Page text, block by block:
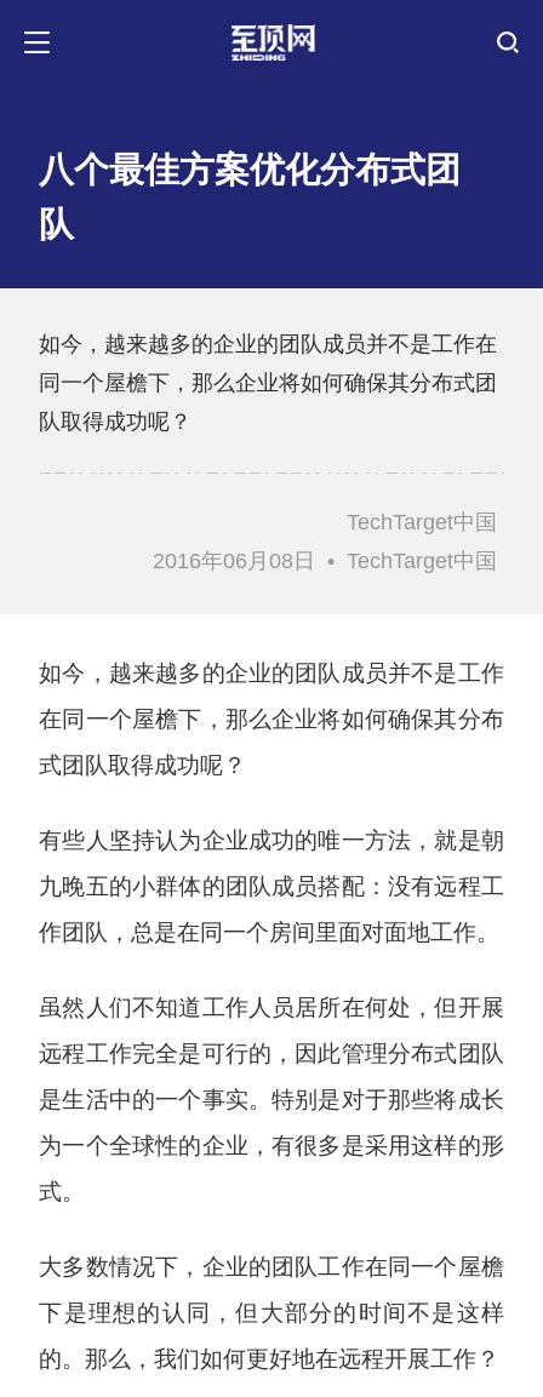
八个最佳方案优化分布式团
队
如今，越来越多的企业的团队成员并不是工作在
同一个屋檐下，那么企业将如何确保其分布式团
队取得成功呢？
TechTarget中国
2016年06月08日
• TechTarget中国
如今，越来越多的企业的团队成员并不是工作
在同一个屋檐下，那么企业将如何确保其分布
式团队取得成功呢？
有些人坚持认为企业成功的唯一方法，就是朝
九晚五的小群体的团队成员搭配：没有远程工
作团队，总是在同一个房间里面对面地工作。
虽然人们不知道工作人员居所在何处，但开展
远程工作完全是可行的，因此管理分布式团队
是生活中的一个事实。特别是对于那些将成长
为一个全球性的企业，有很多是采用这样的形
式。
大多数情况下，企业的团队工作在同一个屋檐
下是理想的认同，但大部分的时间不是这样
的。那么，我们如何更好地在远程开展工作？